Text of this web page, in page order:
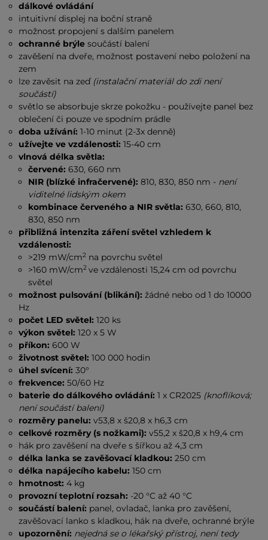
dálkové ovládání
intuitivní displej na boční straně
možnost propojení s dalším panelem
ochranné brýlesoučástí balení
zavěšení na dveře, možnost postavení nebo položení na
zem
lze zavěsit na zeď(instalační materiál do zdi není
součástí)
světlo se absorbuje skrze pokožku - používejte panel bez
oblečení či pouze ve spodním prádle
doba užívání: 1-10 minut (2-3x denně)
užívejte ve vzdálenosti:15-40 cm
vlnová délka světla:
červené: 630, 660 nm
NIR (blízké infračervené): 810, 830, 850 nm -není
viditelné lidským okem
kombinace červeného a NIR světla: 630, 660, 810,
830, 850 nm
přibližná intenzita záření světel vzhledem k
vzdálenosti:
>219 mW/cm2na povrchu světel
>160 mW/cm2 ve vzdálenosti 15,24 cm od povrchu
světel
možnost pulsování (blikání): žádné nebo od 1 do 10000
Hz
počet LED světel:120 ks
výkon světel:120 x 5 W
příkon: 600 W
životnost světel:100 000 hodin
úhel svícení:30°
frekvence: 50/60 Hz
baterie do dálkového ovládání: 1 x CR2025 (knoflíková;
není součástí balení)
rozměry panelu: v53,8 x š20,8 x h6,3 cm
celkové rozměry (s nožkami): v55,2 x š20,8 x h9,4 cm
hák pro zavěšení na dveře s šířkou až 4,3 cm
délka lanka se zavěšovací kladkou: 250 cm
délka napájecího kabelu:150 cm
hmotnost:4 kg
provozní teplotní rozsah: -20 °C až 40 °C
součástí balení: panel, ovladač, lanka pro zavěšení,
zavěšovací lanko s kladkou, hák na dveře, ochranné brýle
upozornění: nejedná se o lékařský přístroj, není tedy